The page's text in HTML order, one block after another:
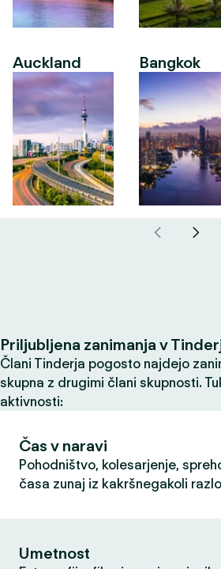
Auckland Bangkok
Priljubljena zanimanja v
Člani Tinderja pogosto najdejo
skupna z drugimi člani skupnosti.
aktivnosti:
Čas v naravi
Pohodništvo, kolesarjenje,
časa zunaj iz kakršnegakoli
Umetnost